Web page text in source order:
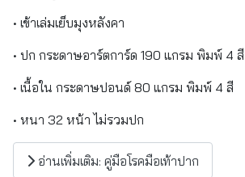
• เข้าเล่มเย็บมุงหลังคา
• ปก กระดาษอาร์ตการ์ด 190 แกรม พิมพ์ 4 สี
• เนื้อใน กระดาษปอนด์ 80 แกรม พิมพ์ 4 สี
• หนา 32 หน้า ไม่รวมปก
อ่านเพิ่มเติม: คู่มือโรคมือเท้าปาก